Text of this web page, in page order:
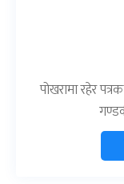
पोखरामा रहेर